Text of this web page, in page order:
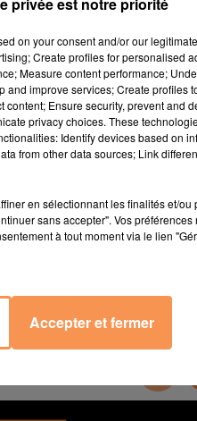
:-(
on your consent and/or our
Create profiles for personalised
Measure content performance;
improve services; Create profiles
Ensure security, prevent and
privacy choices. These
Identify devices based on
from other data sources; Link
en sélectionnant les finalités et/
sans accepter". Vos
à tout moment via le lien
Accepter et fermer